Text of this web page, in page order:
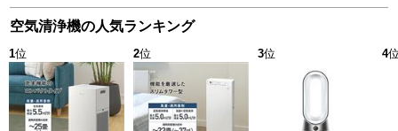
空気清浄機の人気ランキング
1位 2位 3位 4